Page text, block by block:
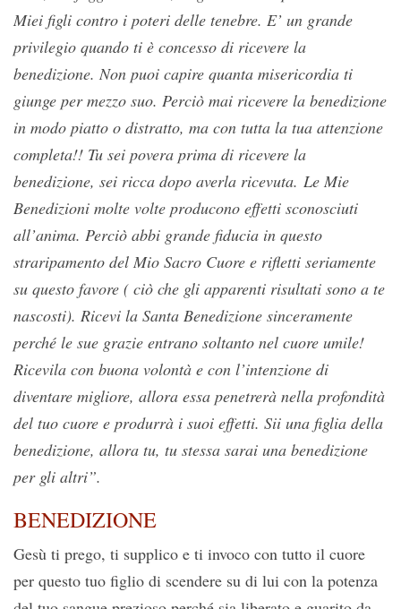
Miei figli contro i poteri delle tenebre. E’ un grande
privilegio quando ti è concesso di ricevere la
benedizione. Non puoi capire quanta misericordia ti
giunge per mezzo suo. Perciò mai ricevere la benedizione
in modo piatto o distratto, ma con tutta la tua attenzione
completa!! Tu sei povera prima di ricevere la
benedizione, sei ricca dopo averla ricevuta. Le Mie
Benedizioni molte volte producono effetti sconosciuti
all’anima. Perciò abbi grande fiducia in questo
straripamento del Mio Sacro Cuore e rifletti seriamente
su questo favore ( ciò che gli apparenti risultati sono a te
nascosti). Ricevi la Santa Benedizione sinceramente
perché le sue grazie entrano soltanto nel cuore umile!
Ricevila con buona volontà e con l’intenzione di
diventare migliore, allora essa penetrerà nella profondità
del tuo cuore e produrrà i suoi effetti. Sii una figlia della
benedizione, allora tu, tu stessa sarai una benedizione
per gli altri”.
BENEDIZIONE
Gesù ti prego, ti supplico e ti invoco con tutto il cuore
per questo tuo figlio di scendere su di lui con la potenza